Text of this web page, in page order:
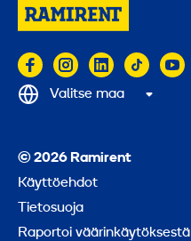
© 2026 Ramirent
Käyttöehdot
Tietosuoja
Raportoi väärinkäytöksestä
Valitse maa